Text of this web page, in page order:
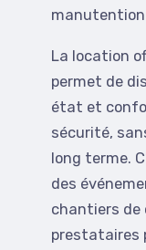
manutention
La location
permet de
état et
sécurité,
long terme.
des
chantiers de
prestataires